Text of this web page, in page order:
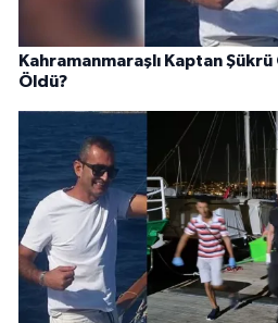
Kahramanmaraşlı Kaptan
Öldü?